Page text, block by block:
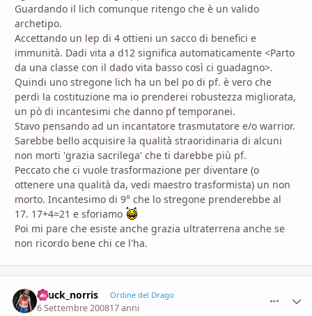
Guardando il lich comunque ritengo che è un valido
archetipo.
Accettando un lep di 4 ottieni un sacco di benefici e
immunità. Dadi vita a d12 significa automaticamente <Parto
da una classe con il dado vita basso così ci guadagno>.
Quindi uno stregone lich ha un bel po di pf. è vero che
perdi la costituzione ma io prenderei robustezza migliorata,
un pò di incantesimi che danno pf temporanei.
Stavo pensando ad un incantatore trasmutatore e/o warrior.
Sarebbe bello acquisire la qualità straoridinaria di alcuni
non morti 'grazia sacrilega' che ti darebbe più pf.
Peccato che ci vuole trasformazione per diventare (o
ottenere una qualità da, vedi maestro trasformista) un non
morto. Incantesimo di 9° che lo stregone prenderebbe al
17. 17+4=21 e sforiamo
Poi mi pare che esiste anche grazia ultraterrena anche se
non ricordo bene chi ce l'ha.
chuck_norris Ordine del Drago
6 Settembre 200817 anni